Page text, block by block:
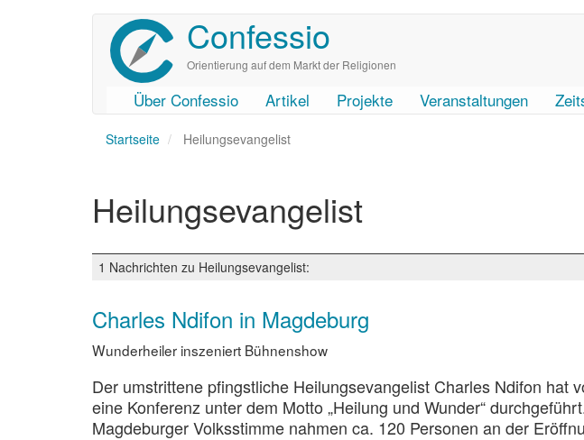
Confessio
Orientierung auf dem Markt der Religionen
User
account
Main
navigation
Über Confessio Artikel Projekte Veranstaltungen
Startseite Heilungsevangelist
Heilungsevangelist
1 Nachrichten zu Heilungsevangelist:
Charles Ndifon in Magdeburg
Wunderheiler inszeniert Bühnenshow
Der umstrittene pfingstliche Heilungsevangelist Charles Ndifon hat
eine Konferenz unter dem Motto „Heilung und Wunder“
Magdeburger Volksstimme nahmen ca. 120 Personen an der